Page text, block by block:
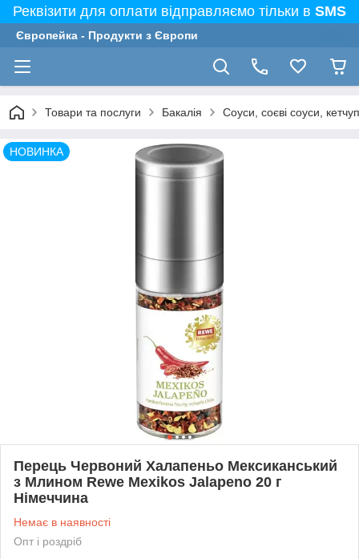
Реквізити для оплати відправляємо тільки в SMS
Європейка - Продукти з Європи
Товари та послуги Бакалія Соуси, соєві соуси,
НОВИНКА
Перець Червоний Халапеньо Мексиканський
з Млином Rewe Mexikos Jalapeno 20 г
Німеччина
Немає в наявності
Опт і роздріб